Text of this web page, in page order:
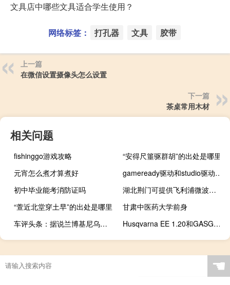
文具店中哪些文具适合学生使用？
网络标签： 打孔器 文具 胶带
上一篇
在微信设置摄像头怎么设置
下一篇
茶桌常用木材
相关问题
fishinggo游戏攻略
“安得尺箠驱群胡”的出处是哪里
元宵怎么煮才算煮好
gameready驱动和studio驱动有什么区别（game ready和studio区别是什么）
初中毕业能考消防证吗
湖北荆门可提供飞利浦微波炉维修服务地址在哪
“萱近北堂穿土早”的出处是哪里
甘肃中医药大学前身
车评头条：据说兰博基尼乌鲁斯汽车即将推出性能版本
Husqvarna EE 1.20和GASGAS MCE 1.20儿童平衡电动自行车上市
☚